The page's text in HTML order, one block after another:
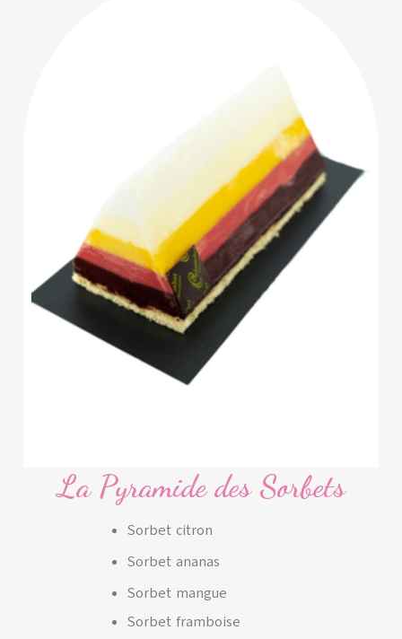
La Pyramide des Sorbets
Sorbet citron
Sorbet ananas
Sorbet mangue
Sorbet framboise